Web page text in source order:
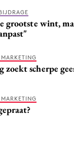
grootste wint,
zoekt scherpe